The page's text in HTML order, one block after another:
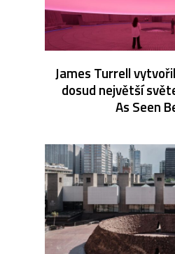
James Turrell
dosud největší
As Seen